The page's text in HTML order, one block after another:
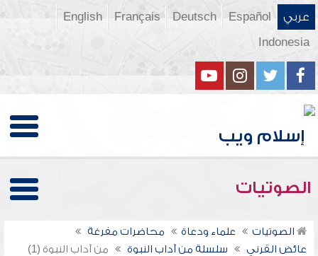
عربي Español
Deutsch
Français
English
Indonesia
الصوتيات
الصوتيات علماء ودعاة
محاضرات مفرغة
عائض القرني
سلسلة من آداب النبوة من آداب النبوة (1)